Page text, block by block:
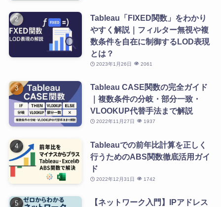
Tableau「FIXED関数」をわかり
やすく解説｜フィルター無視や複
数条件を自在に制御するLOD表現
とは？
2023年1月26日 2061
Tableau CASE関数の完全ガイド
｜複数条件の分岐・部分一致・
VLOOKUP代替手法まで解説
2022年11月27日 1937
Tableauでの前年比計算を正しく
行うためのABS関数徹底活用ガイ
ド
2022年12月31日 1742
【ネットワーク入門】IPアドレス